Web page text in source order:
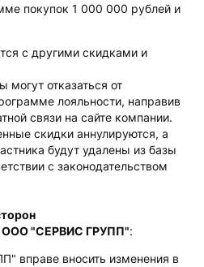
покупок 1 000 000 рублей и
с другими скидками и
могут отказаться от
лояльности, направив
связи на сайте компании.
скидки аннулируются, а
будут удалены из базы
с законодательством
ООО "СЕРВИС ГРУПП":
вправе вносить изменения в